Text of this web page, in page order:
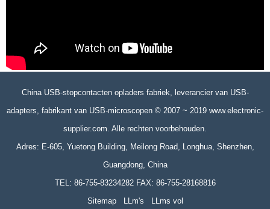
China USB-stopcontacten opladers fabriek, leverancier van USB-
adapters, fabrikant van USB-microscopen © 2007 ~ 2019 www.electronic-
supplier.com. Alle rechten voorbehouden.
Adres: E-605, Yuetong Building, Meilong Road, Longhua, Shenzhen,
Guangdong, China
TEL: 86-755-83234282 FAX: 86-755-28168816
Sitemap
LLm's LLms vol